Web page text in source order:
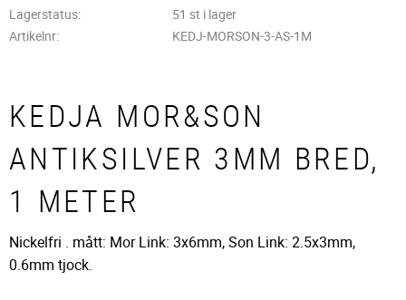
Lagerstatus
51 st i lager
Artikelnr
KEDJ-MORSON-3-AS-1M
KEDJA MOR&SON
ANTIKSILVER 3MM BRED,
1 METER
Nickelfri . mått: Mor Link: 3x6mm, Son Link: 2.5x3mm,
0.6mm tjock.